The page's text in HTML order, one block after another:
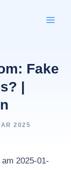
Fake
|
2025
2025-01-